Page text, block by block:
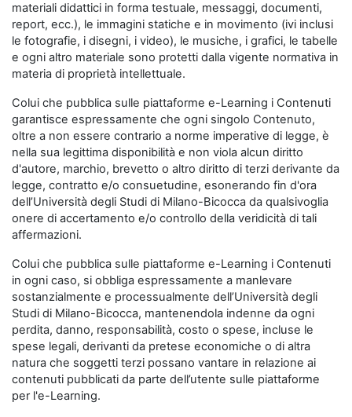
materiali didattici in forma testuale, messaggi, documenti,
report, ecc.), le immagini statiche e in movimento (ivi inclusi
le fotografie, i disegni, i video), le musiche, i grafici, le tabelle
e ogni altro materiale sono protetti dalla vigente normativa in
materia di proprietà intellettuale.
Colui che pubblica sulle piattaforme e-Learning i Contenuti
garantisce espressamente che ogni singolo Contenuto,
oltre a non essere contrario a norme imperative di legge, è
nella sua legittima disponibilità e non viola alcun diritto
d'autore, marchio, brevetto o altro diritto di terzi derivante da
legge, contratto e/o consuetudine, esonerando fin d'ora
dell’Università degli Studi di Milano-Bicocca da qualsivoglia
onere di accertamento e/o controllo della veridicità di tali
affermazioni.
Colui che pubblica sulle piattaforme e-Learning i Contenuti
in ogni caso, si obbliga espressamente a manlevare
sostanzialmente e processualmente dell’Università degli
Studi di Milano-Bicocca, mantenendola indenne da ogni
perdita, danno, responsabilità, costo o spese, incluse le
spese legali, derivanti da pretese economiche o di altra
natura che soggetti terzi possano vantare in relazione ai
contenuti pubblicati da parte dell’utente sulle piattaforme
per l'e-Learning.